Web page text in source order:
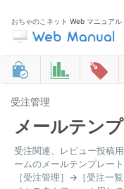
おちゃのこネット Web マニュアル
受注管理
メールテン
受注関連、レビュー投稿
ームのメールテンプレー
［受注管理］→［受注一